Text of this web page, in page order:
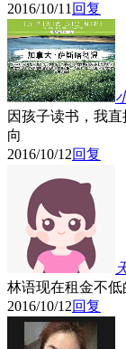
2016/10/11回复
因孩子读书，我
向
2016/10/12回复
林语现在租金不低
2016/10/12回复